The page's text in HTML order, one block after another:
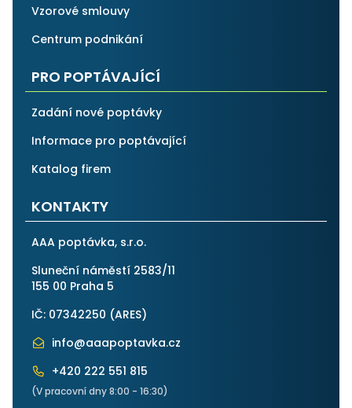
Vzorové smlouvy
Centrum podnikání
PRO POPTÁVAJÍCÍ
Zadání nové poptávky
Informace pro poptávající
Katalog firem
KONTAKTY
AAA poptávka, s.r.o.
Sluneční náměstí 2583/11
155 00 Praha 5
IČ: 07342250 (ARES)
info@aaapoptavka.cz
+420 222 551 815
(V pracovní dny 8:00 - 16:30)